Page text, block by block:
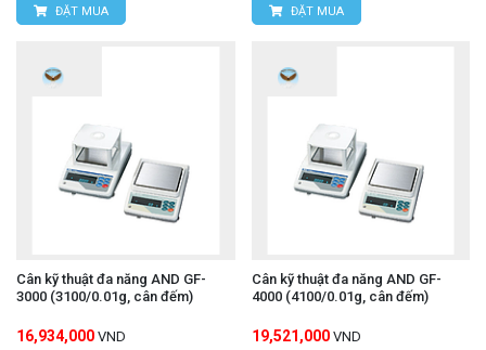
ĐẶT MUA ĐẶT MUA
Cân kỹ thuật đa năng AND GF-
3000 (3100/0.01g, cân đếm)
16,934,000 VND
Cân kỹ thuật đa năng AND GF-
4000 (4100/0.01g, cân đếm)
19,521,000 VND